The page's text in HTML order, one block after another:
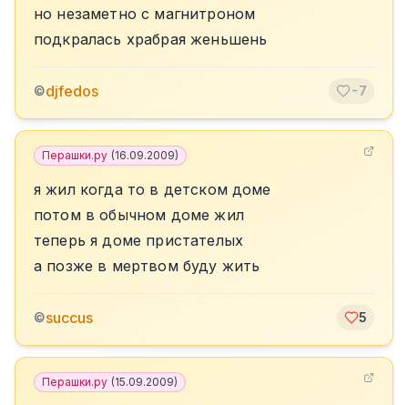
но незаметно с магнитроном
подкралась храбрая женьшень
©djfedos -7
Перашки.ру (16.09.2009)
я жил когда то в детском доме
потом в обычном доме жил
теперь я доме пристателых
а позже в мертвом буду жить
©succus 5
Перашки.ру (15.09.2009)